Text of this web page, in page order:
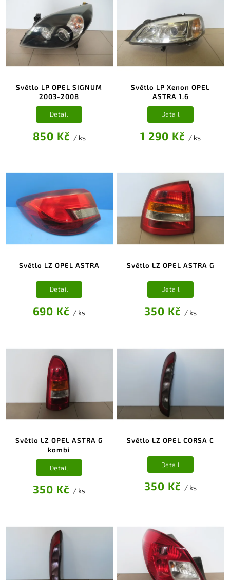
Světlo LP OPEL SIGNUM
2003-2008
850 Kč / ks
Detail
Světlo LP Xenon OPEL
ASTRA 1.6
1 290 Kč / ks
Detail
Světlo LZ OPEL ASTRA
690 Kč / ks
Detail
Světlo LZ OPEL ASTRA G
350 Kč / ks
Detail
Světlo LZ OPEL ASTRA G
kombi
350 Kč / ks
Detail
Světlo LZ OPEL CORSA C
350 Kč / ks
Detail